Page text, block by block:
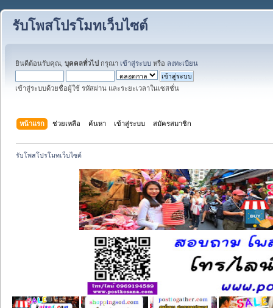
รับโพสโปรโมทเว็บไซต์
ยินดีต้อนรับคุณ, บุคคลทั่วไป กรุณา เข้าสู่ระบบ หรือ ลงทะเบียน
เข้าสู่ระบบด้วยชื่อผู้ใช้ รหัสผ่าน และระยะเวลาในเซสชั่น
หน้าแรก ช่วยเหลือ ค้นหา เข้าสู่ระบบ สมัครสมาชิก
รับโพสโปรโมทเว็บไซต์